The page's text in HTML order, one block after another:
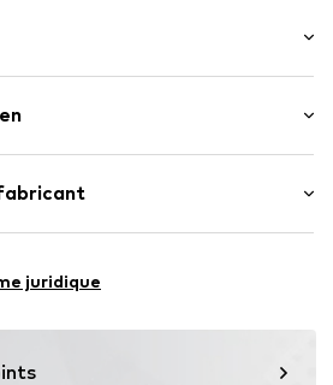
Polyamid - PA, 16% Élasthane
juridique